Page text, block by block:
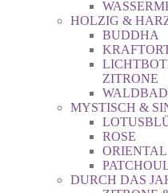
HOLZIG &
BUDDHA
ZITRONE
MYSTISCH &
ROSE
ORIENTAL
DURCH DAS